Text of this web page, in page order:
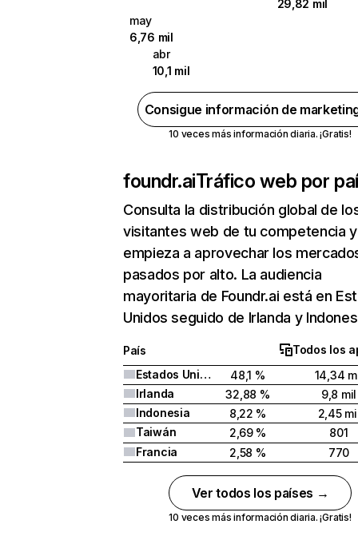
29,82 mil
may
6,76 mil
abr
10,1 mil
Consigue información de
10 veces más información diaria. ¡Gratis!
foundr.aiTráfico web por
Consulta la distribución global de
visitantes web de tu competencia y
empieza a aprovechar los
pasados por alto. La audiencia
mayoritaria de Foundr.ai está en
Unidos seguido de Irlanda y
País
Todos los
Estados Unidos
48,1 %
14,34
Irlanda
32,88 %
9,8 mil
Indonesia
8,22 %
2,45
Taiwán
2,69 %
801
Francia
2,58 % 770
Ver todos los países →
10 veces más información diaria. ¡Gratis!